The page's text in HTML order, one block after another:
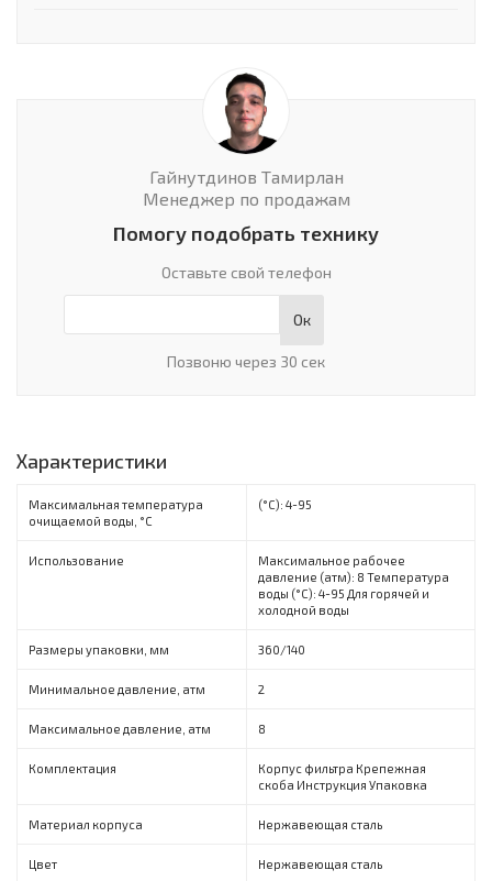
Гайнутдинов Тамирлан
Менеджер по продажам
Помогу подобрать технику
Оставьте свой телефон
Ок
Позвоню через 30 сек
Характеристики
Максимальная температура
очищаемой воды, °C
(°С): 4-95
Использование
Максимальное рабочее
давление (атм): 8 Температура
воды (°С): 4-95 Для горячей и
холодной воды
Размеры упаковки, мм 360/140
Минимальное давление, атм 2
Максимальное давление, атм 8
Комплектация
Корпус фильтра Крепежная
скоба Инструкция Упаковка
Материал корпуса Нержавеющая сталь
Цвет Нержавеющая сталь